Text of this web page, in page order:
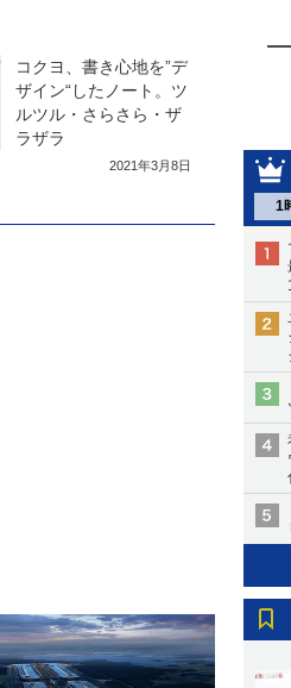
1
コクヨ、書き心地を”デ
ザイン“したノート。ツ
ルツル・さらさら・ザ
ラザラ
2021年3月8日